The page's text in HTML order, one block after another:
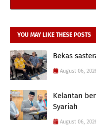
YOU MAY LIKE THESE POSTS
Bekas
August 06,
Kelantan
Syariah
August 06,